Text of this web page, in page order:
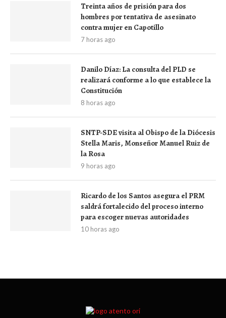
Treinta años de prisión para dos
hombres por tentativa de asesinato
contra mujer en Capotillo
7 horas ago
Danilo Díaz: La consulta del PLD se
realizará conforme a lo que establece la
Constitución
8 horas ago
SNTP-SDE visita al Obispo de la Diócesis
Stella Maris, Monseñor Manuel Ruiz de
la Rosa
9 horas ago
Ricardo de los Santos asegura el PRM
saldrá fortalecido del proceso interno
para escoger nuevas autoridades
10 horas ago